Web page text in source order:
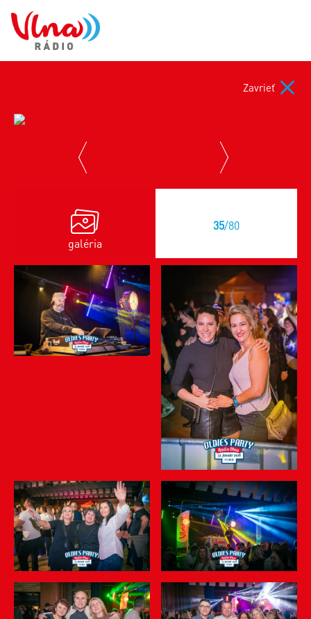
Zavrieť
galéria
35/80